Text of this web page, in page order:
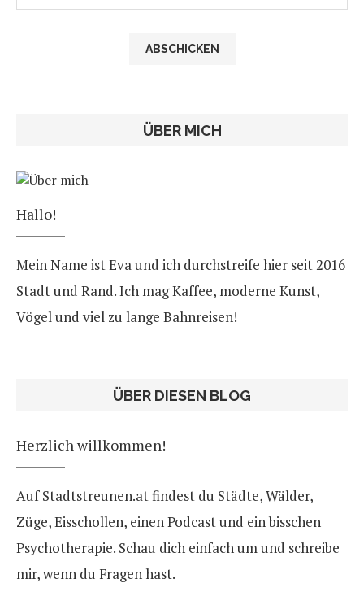
ÜBER MICH
Hallo!
Mein Name ist Eva und ich durchstreife hier seit 2016
Stadt und Rand. Ich mag Kaffee, moderne Kunst,
Vögel und viel zu lange Bahnreisen!
ÜBER DIESEN BLOG
Herzlich willkommen!
Auf Stadtstreunen.at findest du Städte, Wälder,
Züge, Eisschollen, einen Podcast und ein bisschen
Psychotherapie. Schau dich einfach um und schreibe
mir, wenn du Fragen hast.